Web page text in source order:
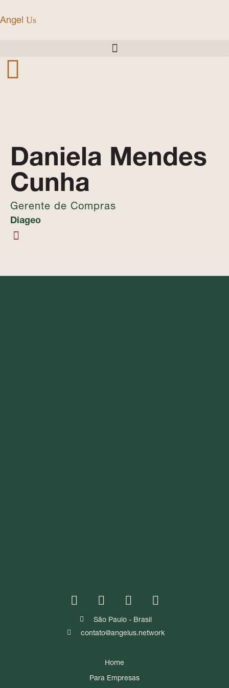
Angel Us
Daniela Mendes
Cunha
Gerente de Compras
Diageo
São Paulo - Brasil
contato@angelus.network
Home
Para Empresas